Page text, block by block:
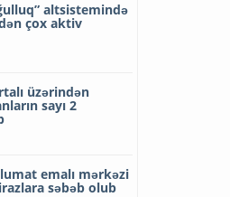
altsistemində
çox aktiv
üzərindən
sayı 2
emalı mərkəzi
səbəb olub